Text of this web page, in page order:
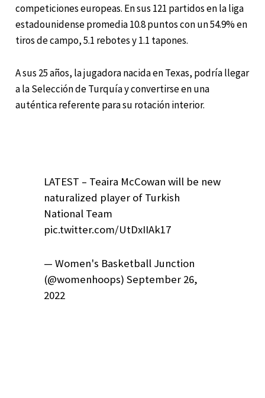
competiciones europeas. En sus 121 partidos en la liga
estadounidense promedia 10.8 puntos con un 54.9% en
tiros de campo, 5.1 rebotes y 1.1 tapones.
A sus 25 años, la jugadora nacida en Texas, podría llegar
a la Selección de Turquía y convertirse en una
auténtica referente para su rotación interior.
LATEST – Teaira McCowan will be new
naturalized player of Turkish
National Team
pic.twitter.com/UtDxIIAk17
— Women's Basketball Junction
(@womenhoops) September 26,
2022